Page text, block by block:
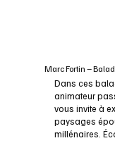
Marc Fortin –
Dans ces
animateur
vous invite à
paysages
millénaires.